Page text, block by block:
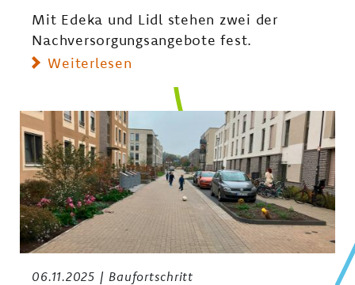
Mit Edeka und Lidl stehen zwei der
Nachversorgungsangebote fest.
Weiterlesen
06.11.2025 Baufortschritt